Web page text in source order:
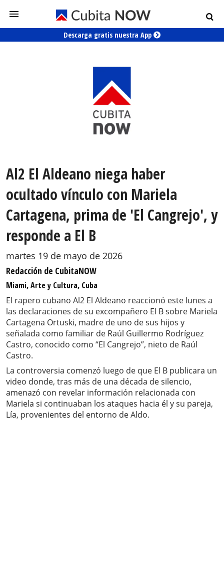
Descarga gratis nuestra App
Al2 El Aldeano niega haber
ocultado vínculo con Mariela
Cartagena, prima de 'El Cangrejo', y
responde a El B
martes 19 de mayo de 2026
Redacción de CubitaNOW
Miami, Arte y Cultura, Cuba
El rapero cubano Al2 El Aldeano reaccionó este lunes a
las declaraciones de su excompañero El B sobre Mariela
Cartagena Ortuski, madre de uno de sus hijos y
señalada como familiar de Raúl Guillermo Rodríguez
Castro, conocido como “El Cangrejo”, nieto de Raúl
Castro.
La controversia comenzó luego de que El B publicara un
video donde, tras más de una década de silencio,
amenazó con revelar información relacionada con
Mariela si continuaban los ataques hacia él y su pareja,
Lía, provenientes del entorno de Aldo.